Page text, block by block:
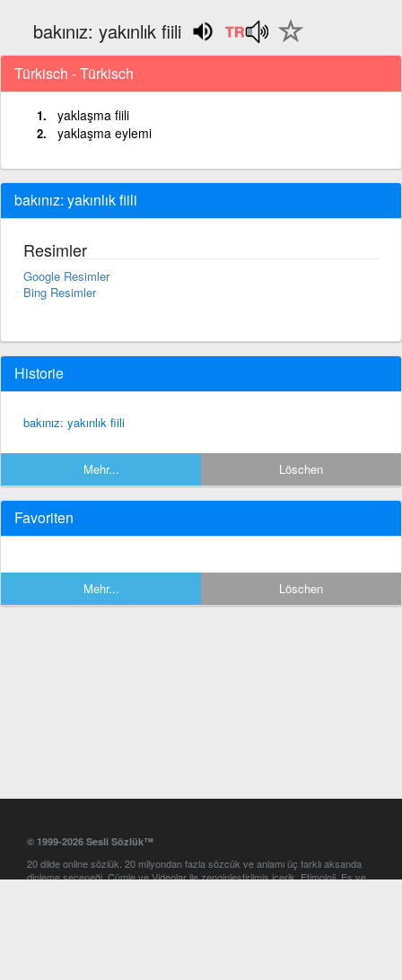
bakınız: yakınlık fiili
Türkisch - Türkisch
yaklaşma fiili
yaklaşma eylemi
bakınız: yakınlık fiili
Resimler
Google Resimler
Bing Resimler
Historie
bakınız: yakınlık fiili
Mehr... Löschen
Favoriten
Mehr... Löschen
© 1999-2026 Sesli Sözlük™
20 dilde online sözlük. 20 milyondan fazla sözcük ve anlamı üç farklı aksanda
dinleme seçeneği. Cümle ve Videolar ile zenginleştirilmiş içerik. Etimoloji, Eş ve